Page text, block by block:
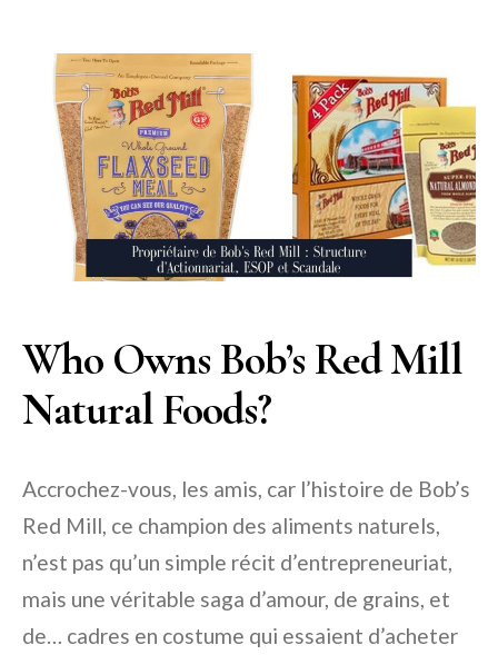
Who Owns Bob’s Red Mill
Natural Foods?
Accrochez-vous, les amis, car l’histoire de Bob’s
Red Mill, ce champion des aliments naturels,
n’est pas qu’un simple récit d’entrepreneuriat,
mais une véritable saga d’amour, de grains, et
de… cadres en costume qui essaient d’acheter